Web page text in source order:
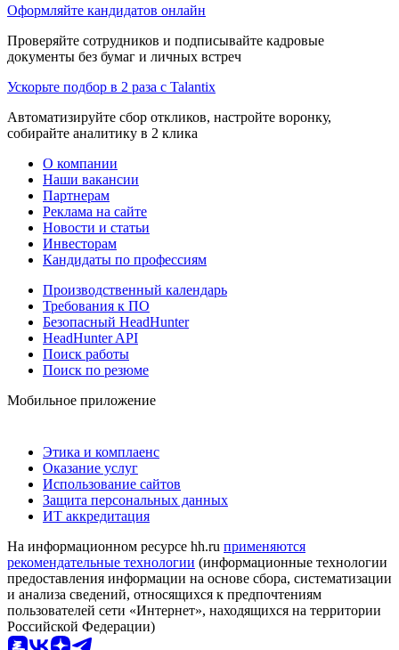
Оформляйте кандидатов онлайн
Проверяйте сотрудников и подписывайте кадровые
документы без бумаг и личных встреч
Ускорьте подбор в 2 раза с Talantix
Автоматизируйте сбор откликов, настройте воронку,
собирайте аналитику в 2 клика
О компании
Наши вакансии
Партнерам
Реклама на сайте
Новости и статьи
Инвесторам
Кандидаты по профессиям
Производственный календарь
Требования к ПО
Безопасный HeadHunter
HeadHunter API
Поиск работы
Поиск по резюме
Мобильное приложение
Этика и комплаенс
Оказание услуг
Использование сайтов
Защита персональных данных
ИТ аккредитация
На информационном ресурсе hh.ru применяются
рекомендательные технологии (информационные технологии
предоставления информации на основе сбора, систематизации
и анализа сведений, относящихся к предпочтениям
пользователей сети «Интернет», находящихся на территории
Российской Федерации)